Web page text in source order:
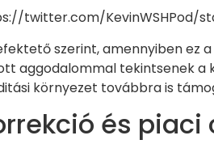
twitter.com/KevinWSHPod/
szerint, amennyiben ez
aggodalommal tekintsenek a
környezet továbbra is
és piaci